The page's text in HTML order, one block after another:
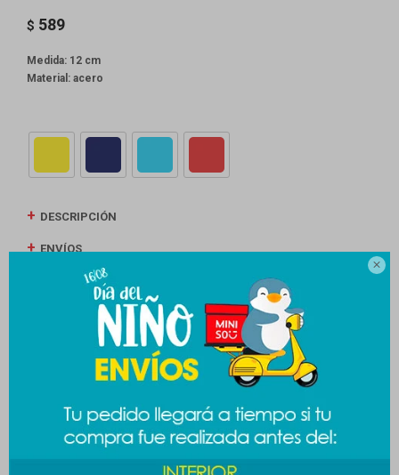

$ 589
Medida: 12 cm
Material: acero
DESCRIPCIÓN
ENVÍOS
CAMBIOS Y DEVOLUCIONES
MEDIOS DE PAGO
Productos que te pueden interesar